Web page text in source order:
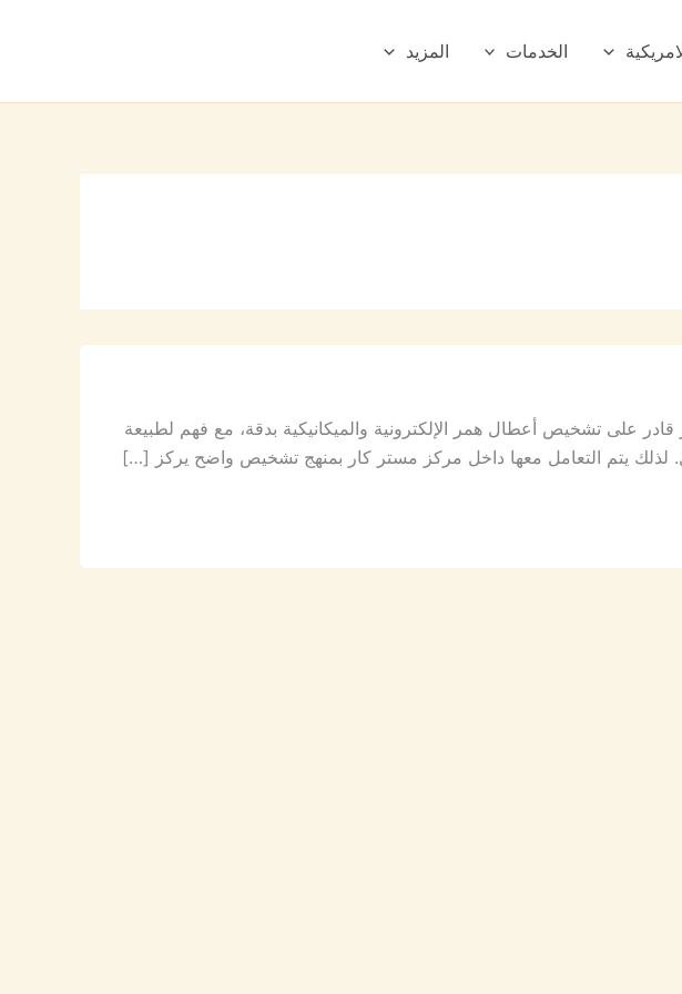
الخدمات المزيد
تشخيص أعطال همر الإلكترونية والميكانيكية بدقة، مع فهم لطبيعة
لذلك يتم التعامل معها داخل مركز مستر كار بمنهج تشخيص واضح يركز […]